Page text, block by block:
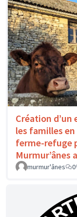
Création d’un
les familles
ferme-refuge
Murmur’ânes
murmur'ânes 0